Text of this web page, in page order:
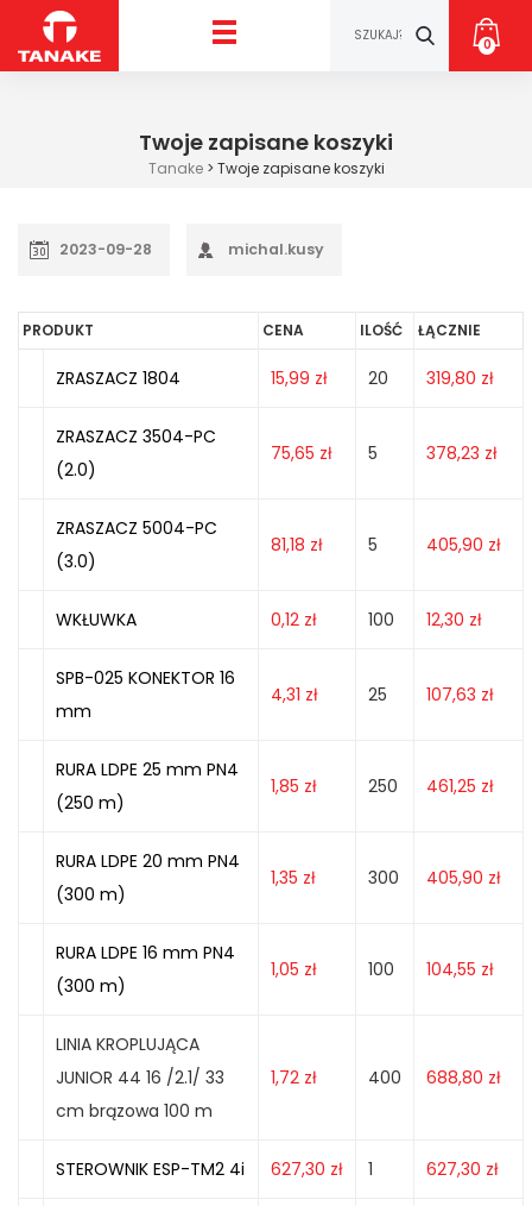
0
Twoje zapisane koszyki
Tanake> Twoje zapisane koszyki
2023-09-28 michal.kusy
PRODUKT CENA ILOŚĆ ŁĄCZNIE
ZRASZACZ 1804 15,99 zł 20 319,80 zł
ZRASZACZ 3504-PC
(2.0)
75,65 zł 5 378,23 zł
ZRASZACZ 5004-PC
(3.0)
81,18 zł 5 405,90 zł
WKŁUWKA 0,12 zł 100 12,30 zł
SPB-025 KONEKTOR 16
mm
4,31 zł 25 107,63 zł
RURA LDPE 25 mm PN4
(250 m)
1,85 zł 250 461,25 zł
RURA LDPE 20 mm PN4
(300 m)
1,35 zł 300 405,90 zł
RURA LDPE 16 mm PN4
(300 m)
1,05 zł 100 104,55 zł
LINIA KROPLUJĄCA
JUNIOR 44 16 /2.1/ 33
cm brązowa 100 m
1,72 zł 400 688,80 zł
STEROWNIK ESP-TM2 4i 627,30 zł 1 627,30 zł